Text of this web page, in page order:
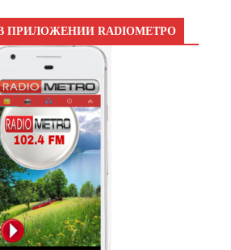
ПРИЛОЖЕНИИ RADIOМЕТРО